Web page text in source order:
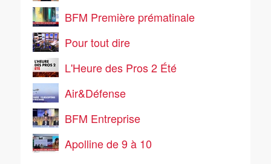
BFM Première prématinale
Pour tout dire
L'Heure des Pros 2 Été
Air&Défense
BFM Entreprise
Apolline de 9 à 10